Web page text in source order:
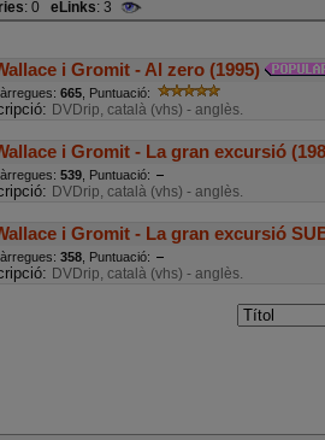
: 0 eLinks: 3
i Gromit - Al zero (1995)
665, Puntuació:
DVDrip, català (vhs) - anglès.
i Gromit - La gran excursió
539, Puntuació:
DVDrip, català (vhs) - anglès.
i Gromit - La gran excursió
358, Puntuació:
DVDrip, català (vhs) - anglès.